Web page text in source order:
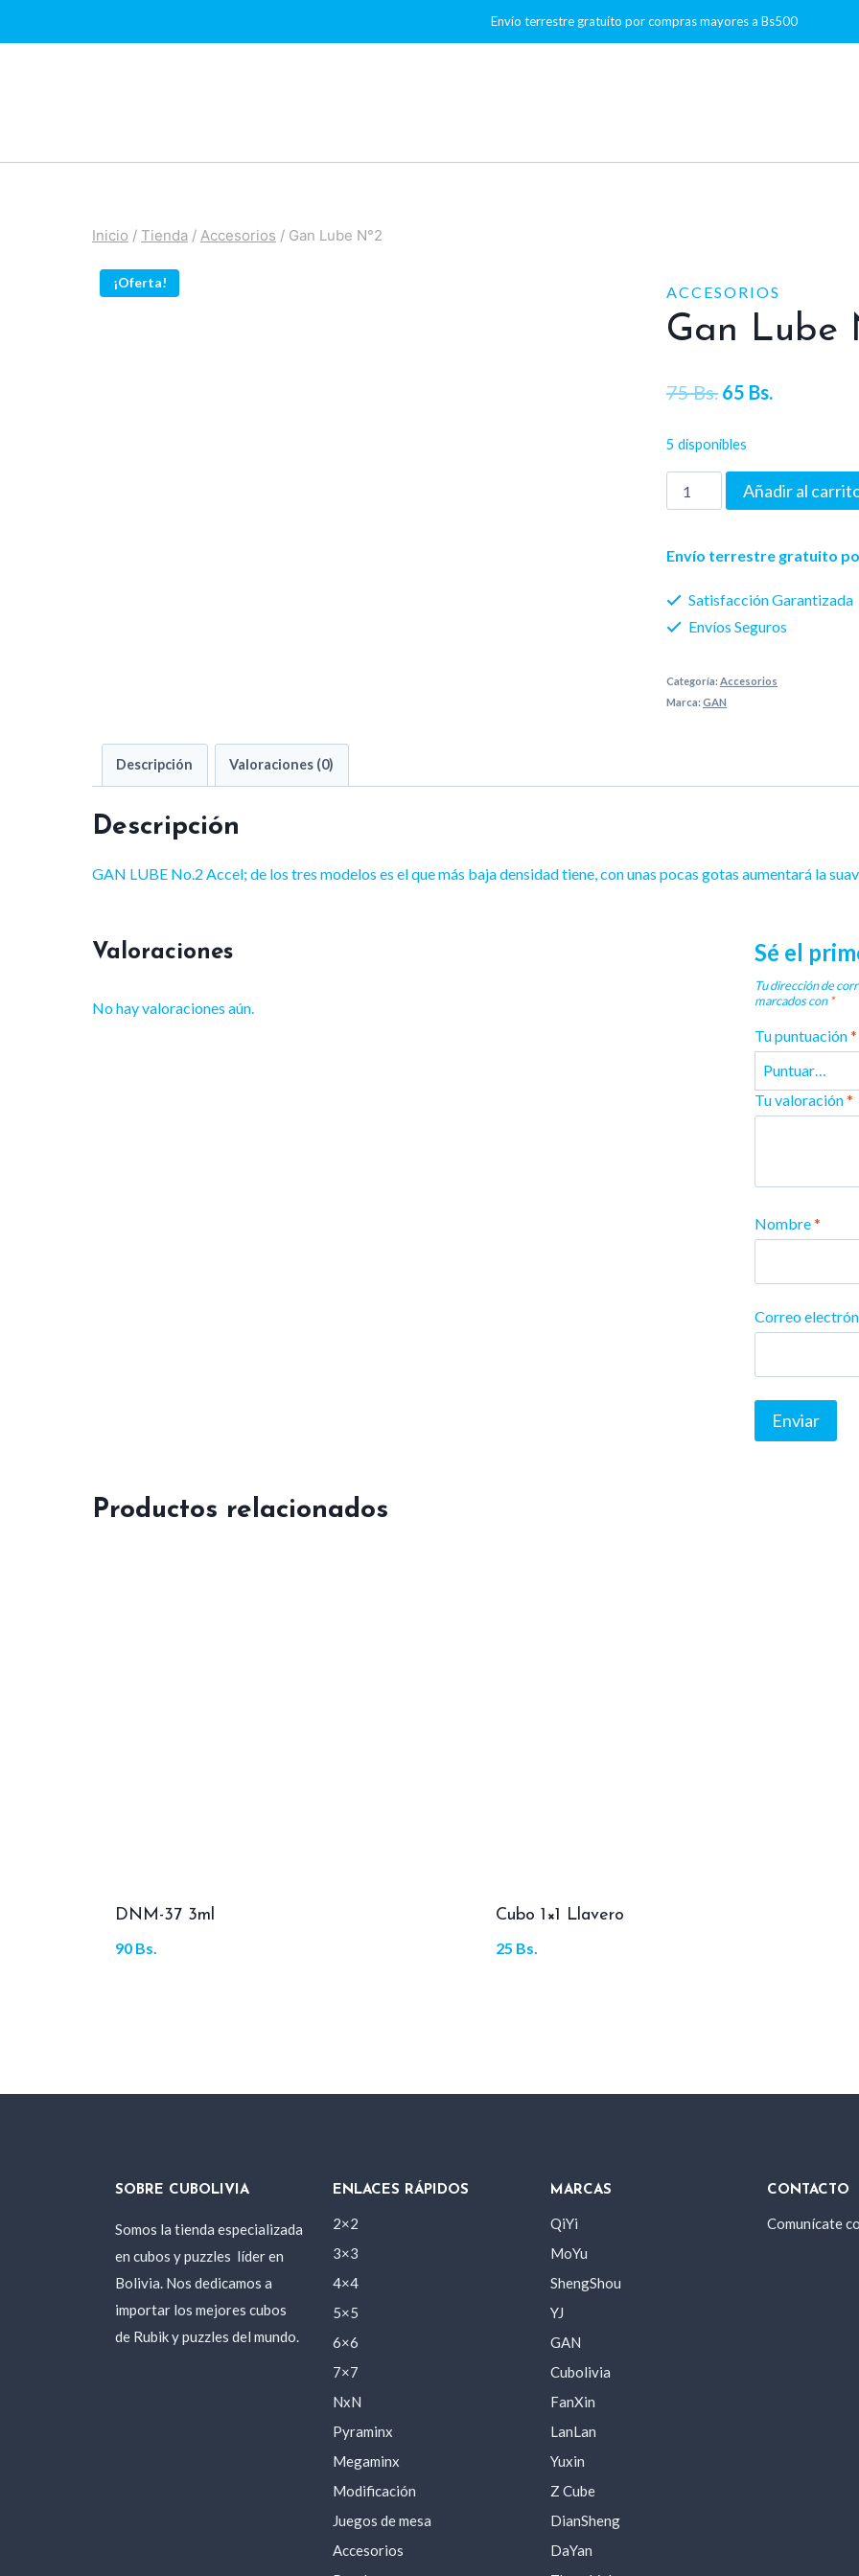
al
Envío terrestre gratuíto por compras mayores a Bs500
Inicio / Tienda / Accesorios / Gan Lube N°2
¡Oferta! ACCESORIOS
Gan Lube
75Bs. El
original
era:
65 Bs.
actual
es:
5 disponibles
Gan
N°2
Añadir al
Envío terrestre gratuito
Satisfacción Garantizada
Envíos Seguros
Categoría:Accesorios
Marca:GAN
Descripción Valoraciones (0)
Descripción
GAN LUBE No.2 Accel; de los tres modelos es el que más baja densidad tiene, con unas pocas gotas aumentará la
Valoraciones
No hay valoraciones aún.
Sé el
Tu dirección de
marcados con*
Tu puntuación*
Tu valoración*
Nombre*
Correo
Productos relacionados
DNM-37 3ml
90 Bs.
Cubo 1×1 Llavero
25 Bs.
SOBRE CUBOLIVIA
Somos la tienda especializada
en cubos y puzzles líder en
Bolivia. Nos dedicamos a
importar los mejores cubos
de Rubik y puzzles del mundo.
ENLACES RÁPIDOS
2×2
3×3
4×4
5×5
6×6
7×7
NxN
Pyraminx
Megaminx
Modificación
Juegos de mesa
Accesorios
MARCAS
QiYi
MoYu
ShengShou
YJ
GAN
Cubolivia
FanXin
LanLan
Yuxin
Z Cube
DianSheng
DaYan
CONTACTO
Comunícate